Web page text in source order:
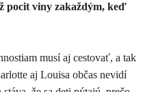
pocit viny zakaždým, keď
musí aj cestovať, a tak
aj Louisa občas nevidí